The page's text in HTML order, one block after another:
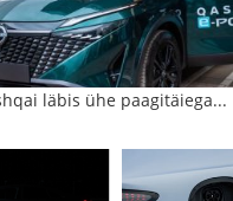
läbis ühe paagitäiega...